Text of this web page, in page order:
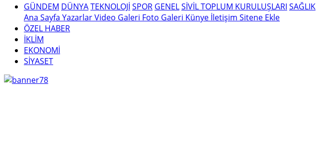
GÜNDEM DÜNYATEKNOLOJİ SPOR GENELSİVİL TOPLUM KURULUŞLARI SAĞLIK
Ana Sayfa YazarlarVideo Galeri Foto Galeri Künye İletişim Sitene Ekle
ÖZEL HABER
İKLİM
EKONOMİ
SİYASET